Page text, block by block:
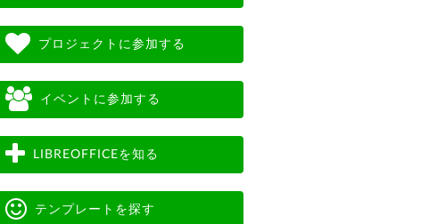
プロジェクトに参加する
イベントに参加する
LIBREOFFICEを知る
テンプレートを探す